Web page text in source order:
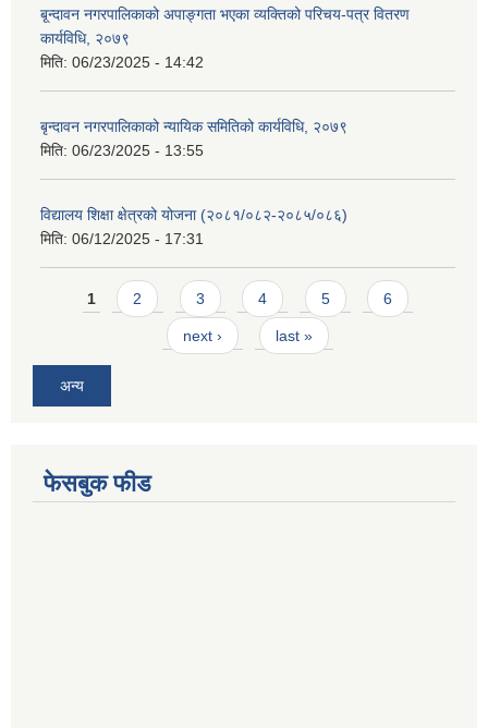
बृ्न्दावन नगरपालिकाको अपाङ्गता भएका व्यक्तिको परिचय-पत्र वितरण
कार्यविधि, २०७९
मिति: 06/23/2025 - 14:42
बृन्दावन नगरपालिकाको न्यायिक समितिको कार्यविधि, २०७९
मिति: 06/23/2025 - 13:55
विद्यालय शिक्षा क्षेत्रको योजना (२०८१/०८२-२०८५/०८६)
मिति: 06/12/2025 - 17:31
Pages
1 2 3 4 5 6
next › last »
अन्य
फेसबुक फीड